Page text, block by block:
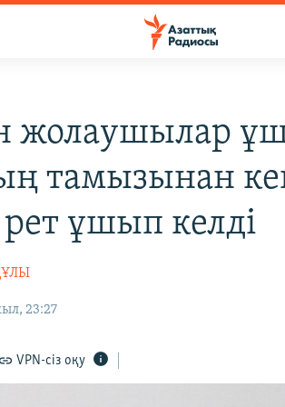
жолаушылар
тамызынан
ұшып келді
23:27
VPN-сіз оқу